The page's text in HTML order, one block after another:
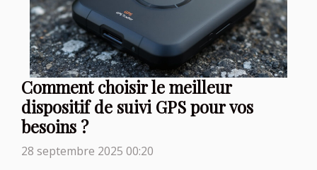
Comment choisir le meilleur
dispositif de suivi GPS pour vos
besoins ?
28 septembre 2025 00:20